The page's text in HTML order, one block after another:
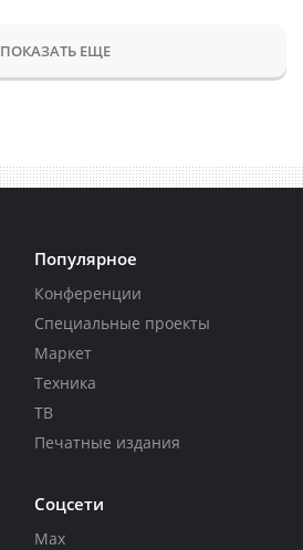
ПОКАЗАТЬ ЕЩЕ
Популярное
Конференции
Специальные проекты
Маркет
Техника
ТВ
Печатные издания
Соцсети
Max